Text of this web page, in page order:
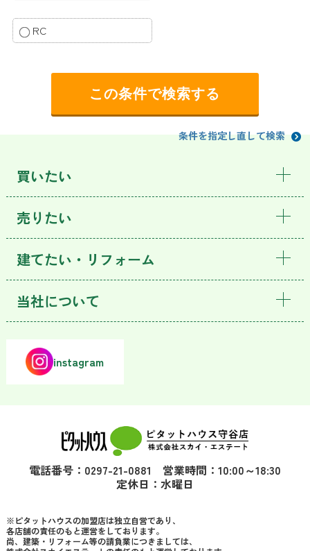
RC
条件を指定し直して検索
買いたい
売りたい
建てたい・リフォーム
当社について
instagram
電話番号：0297-21-0881 営業時間：10:00～18:30
定休日：水曜日
※ピタットハウスの加盟店は独立自営であり、
各店舗の責任のもと運営をしております。
尚、建築・リフォーム等の請負業につきましては、